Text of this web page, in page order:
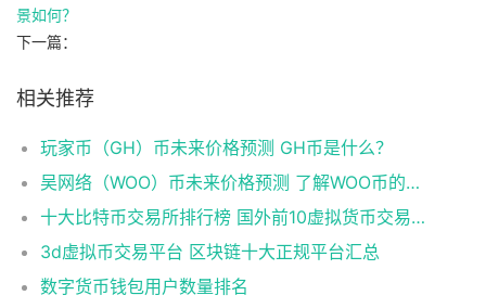
景如何？
下一篇：
相关推荐
玩家币（GH）币未来价格预测 GH币是什么？
吴网络（WOO）币未来价格预测 了解WOO币的潜力与前景如何？
十大比特币交易所排行榜 国外前10虚拟货币交易平台
3d虚拟币交易平台 区块链十大正规平台汇总
数字货币钱包用户数量排名